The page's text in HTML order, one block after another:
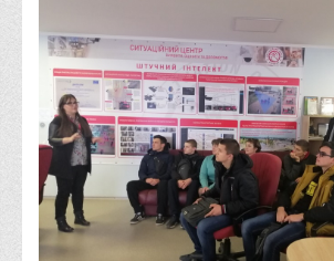
Матеріали наукових конференцій та
Міжнародна діяльність
Закордонні партнери
Програми подвійного диплому
Програми стажування (міжнародна
Міжнародні проєкти
Корисні посилання